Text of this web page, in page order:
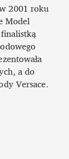
2001 roku
Model
a do
Versace.